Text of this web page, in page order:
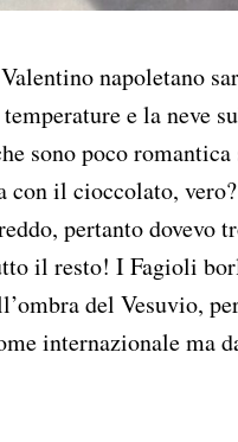
napoletano
e la neve
sono poco
con il cioccolato,
pertanto
il resto! I Fagioli
del Vesuvio,
internazionale ma